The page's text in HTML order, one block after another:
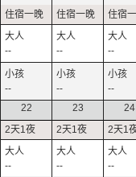
--
--
--
--
--
--
22
--
23
--
24
--